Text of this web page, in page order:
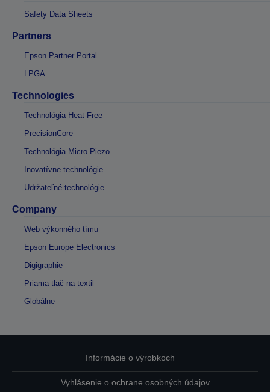
Safety Data Sheets
Partners
Epson Partner Portal
LPGA
Technologies
Technológia Heat-Free
PrecisionCore
Technológia Micro Piezo
Inovatívne technológie
Udržateľné technológie
Company
Web výkonného tímu
Epson Europe Electronics
Digigraphie
Priama tlač na textil
Globálne
Informácie o výrobkoch
Vyhlásenie o ochrane osobných údajov